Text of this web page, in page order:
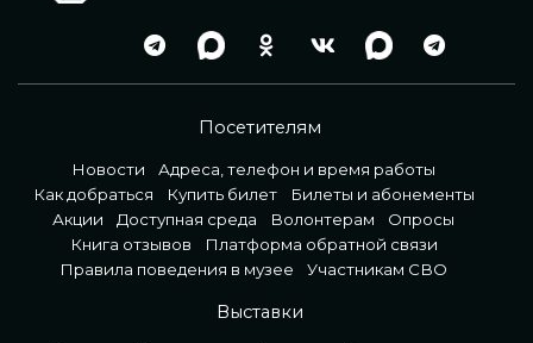
Посетителям
Новости
Адреса, телефон и время работы
Как добраться
Купить билет
Билеты и абонементы
Акции
Доступная среда Волонтерам
Опросы
Книга отзывов
Платформа обратной связи
Правила поведения в музее
Участникам СВО
Выставки